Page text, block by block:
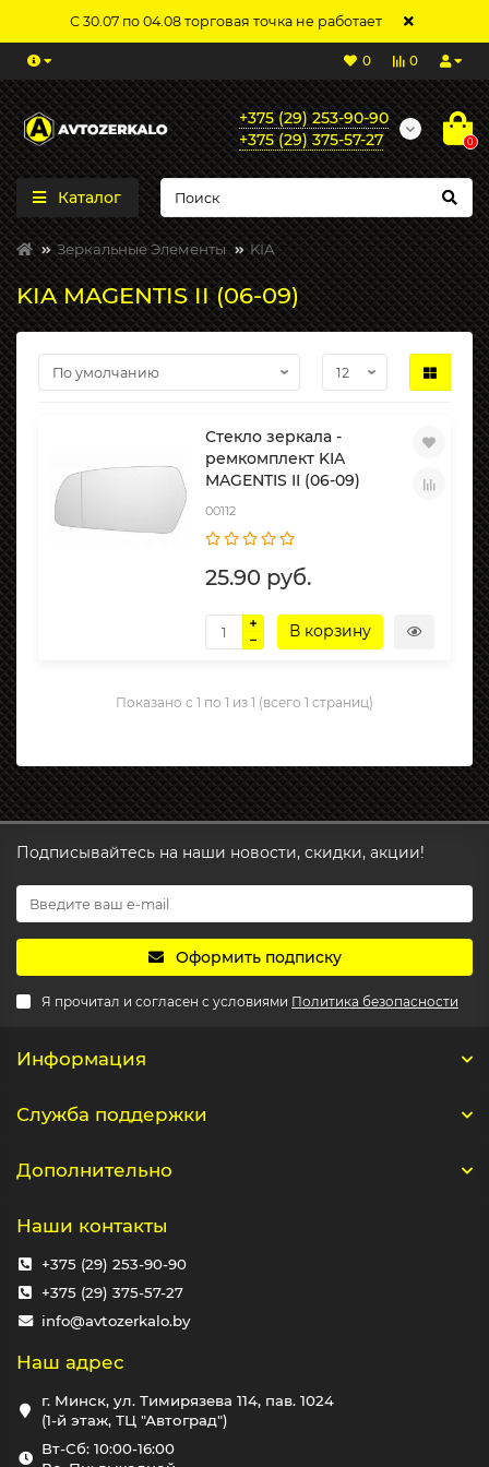
С 30.07 по 04.08 торговая точка не работает
0
0
+375 (29) 253-90-90
+375 (29) 375-57-27
0
Каталог
Зеркальные Элементы KIA
KIA MAGENTIS II (06-09)
Стекло зеркала -
ремкомплект KIA
MAGENTIS II (06-09)
00112
25.90 руб.
В корзину
Показано с 1 по 1 из 1 (всего 1 страниц)
Подписывайтесь на наши новости, скидки, акции!
Оформить подписку
Я прочитал и согласен с условиями Политика безопасности
Информация
Служба поддержки
Дополнительно
Наши контакты
+375 (29) 253-90-90
+375 (29) 375-57-27
info@avtozerkalo.by
Наш адрес
г. Минск, ул. Тимирязева 114, пав. 1024
(1-й этаж, ТЦ "Автоград")
Вт-Сб: 10:00-16:00